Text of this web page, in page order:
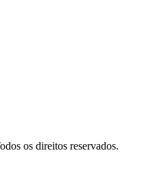
os direitos reservados.